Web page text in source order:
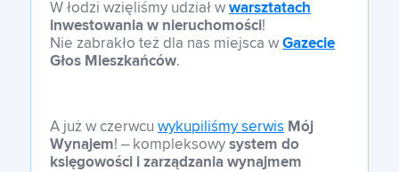
W łodzi wzięliśmy udział w warsztatach
inwestowania w nieruchomości!
Nie zabrakło też dla nas miejsca w Gazecie
Głos Mieszkańców.
A już w czerwcu wykupiliśmy serwis Mój
Wynajem! – kompleksowy system do
księgowości i zarządzania wynajmem